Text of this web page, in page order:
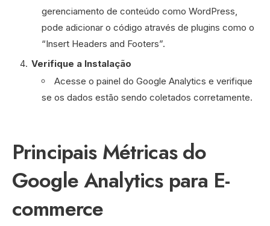
gerenciamento de conteúdo como WordPress,
pode adicionar o código através de plugins como o
“Insert Headers and Footers”.
Verifique a Instalação
Acesse o painel do Google Analytics e verifique
se os dados estão sendo coletados corretamente.
Principais Métricas do
Google Analytics para E-
commerce